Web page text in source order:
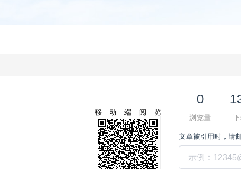
移动端阅览
0
浏览量
文章被引用时，请